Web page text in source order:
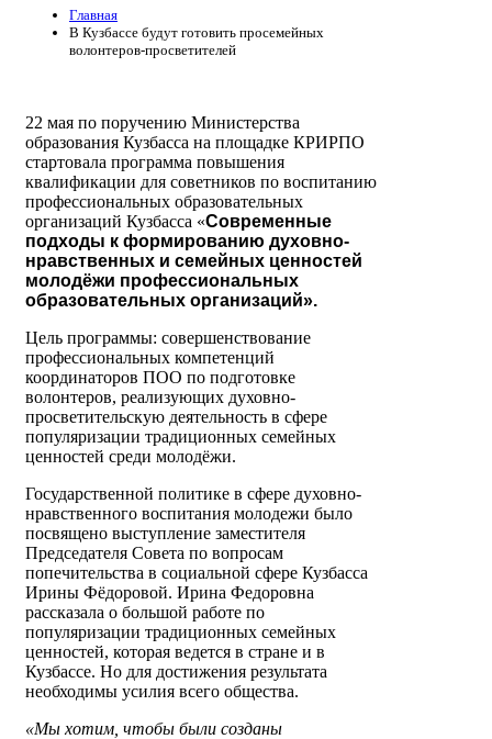
Главная
В Кузбассе будут готовить просемейных
волонтеров-просветителей
22 мая по поручению Министерства
образования Кузбасса на площадке КРИРПО
стартовала программа повышения
квалификации для советников по воспитанию
профессиональных образовательных
организаций Кузбасса «Современные
подходы к формированию духовно-
нравственных и семейных ценностей
молодёжи профессиональных
образовательных организаций».
Цель программы: совершенствование
профессиональных компетенций
координаторов ПОО по подготовке
волонтеров, реализующих духовно-
просветительскую деятельность в сфере
популяризации традиционных семейных
ценностей среди молодёжи.
Государственной политике в сфере духовно-
нравственного воспитания молодежи было
посвящено выступление заместителя
Председателя Совета по вопросам
попечительства в социальной сфере Кузбасса
Ирины Фёдоровой. Ирина Федоровна
рассказала о большой работе по
популяризации традиционных семейных
ценностей, которая ведется в стране и в
Кузбассе. Но для достижения результата
необходимы усилия всего общества.
«Мы хотим, чтобы были созданы